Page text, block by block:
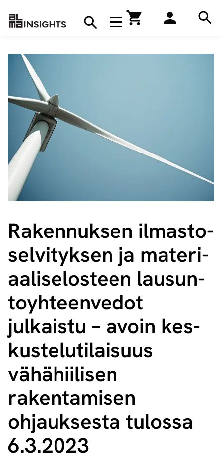
Avaa navigaatio
Hae
Rakennuksen il­mas­to­
sel­vi­tyk­sen ja ma­te­ri­
aa­li­se­los­teen lausun­
to­yh­teen­ve­dot
julkaistu – avoin kes­
kus­te­lu­ti­lai­suus
vähähiilisen
rakentamisen
ohjauksesta tulossa
6.3.2023